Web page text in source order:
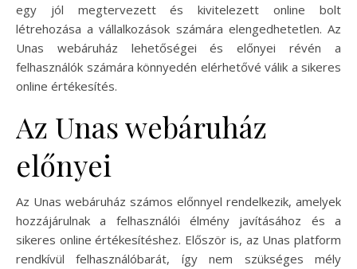
egy jól megtervezett és kivitelezett online bolt
létrehozása a vállalkozások számára elengedhetetlen. Az
Unas webáruház lehetőségei és előnyei révén a
felhasználók számára könnyedén elérhetővé válik a sikeres
online értékesítés.
Az Unas webáruház
előnyei
Az Unas webáruház számos előnnyel rendelkezik, amelyek
hozzájárulnak a felhasználói élmény javításához és a
sikeres online értékesítéshez. Először is, az Unas platform
rendkívül felhasználóbarát, így nem szükséges mély